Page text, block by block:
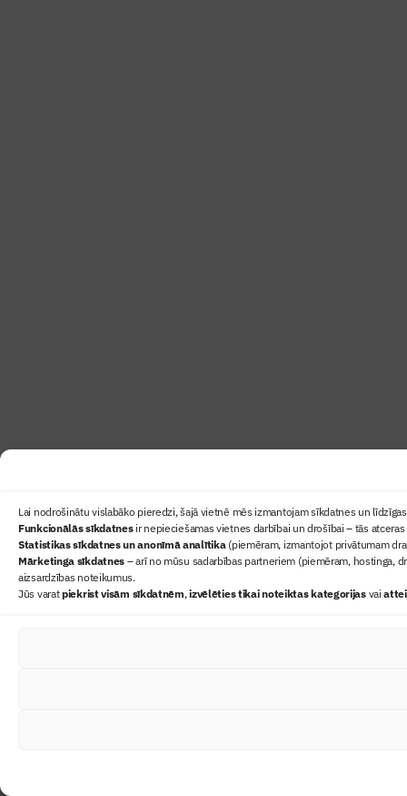
Lai nodrošinātu vislabāko pieredzi, šajā vietnē mēs izmantojam sīkdatnes un
Funkcionālās sīkdatnesir nepieciešamas vietnes darbībai un drošībai – tās
Statistikas sīkdatnes un anonīmā analītika(piemēram, izmantojot privātumam
Mārketinga sīkdatnes – arī no mūsu sadarbības partneriem (piemēram, hostinga,
aizsardzības noteikumus.
Jūs varatpiekrist visām sīkdatnēm,izvēlēties tikai noteiktas kategorijasvai